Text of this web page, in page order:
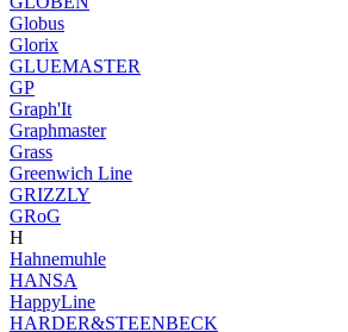
Globus
Glorix
GLUEMASTER
GP
Graph'It
Graphmaster
Grass
Greenwich Line
GRIZZLY
GRoG
H
Hahnemuhle
HANSA
HappyLine
HARDER&STEENBECK